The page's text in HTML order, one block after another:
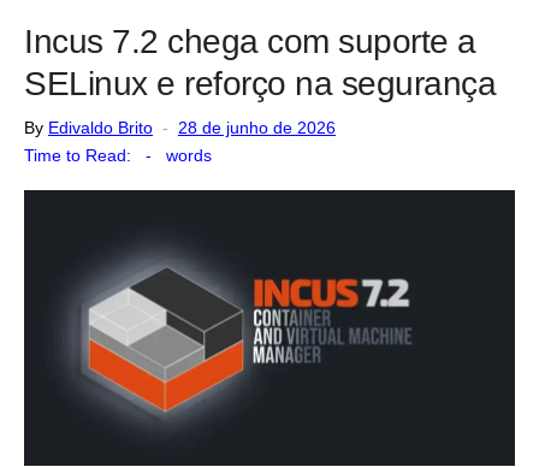
Incus 7.2 chega com suporte a
SELinux e reforço na segurança
By Edivaldo Brito
Posted
28 de junho de 2026
Time to Read:
- words